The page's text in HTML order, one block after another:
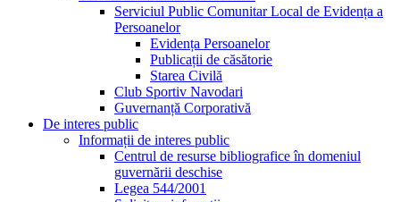
Serviciul Public Comunitar Local de Evidența a
Persoanelor
Evidența Persoanelor
Publicații de căsătorie
Starea Civilă
Club Sportiv Navodari
Guvernanță Corporativă
De interes public
Informații de interes public
Centrul de resurse bibliografice în domeniul
guvernării deschise
Legea 544/2001